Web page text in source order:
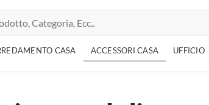
CASA ACCESSORI CASA UFFICIO